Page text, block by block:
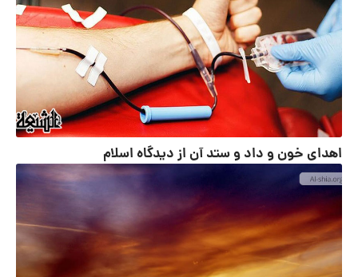
اهدای خون و داد و ستد آن از دیدگاه اسلام